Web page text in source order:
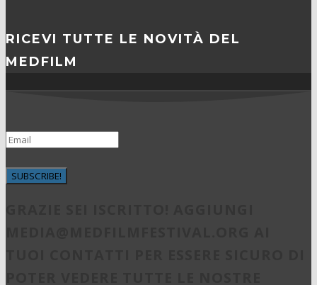
RICEVI TUTTE LE NOVITÀ DEL
MEDFILM
SUBSCRIBE!